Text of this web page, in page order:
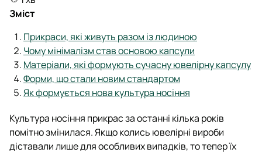
Зміст
Прикраси, які живуть разом із людиною
Чому мінімалізм став основою капсули
Матеріали, які формують сучасну ювелірну капсулу
Форми, що стали новим стандартом
Як формується нова культура носіння
Культура носіння прикрас за останні кілька років
помітно змінилася. Якщо колись ювелірні вироби
діставали лише для особливих випадків, то тепер їх